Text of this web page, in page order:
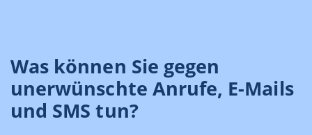
Was können Sie gegen
unerwünschte Anrufe, E-Mails
und SMS tun?